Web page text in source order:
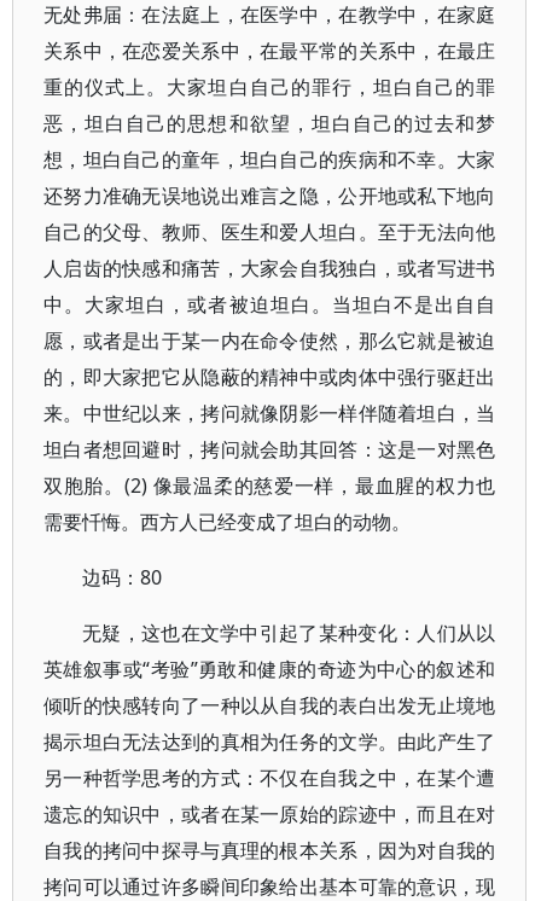
无处弗届：在法庭上，在医学中，在教学中，在家庭
关系中，在恋爱关系中，在最平常的关系中，在最庄
重的仪式上。大家坦白自己的罪行，坦白自己的罪
恶，坦白自己的思想和欲望，坦白自己的过去和梦
想，坦白自己的童年，坦白自己的疾病和不幸。大家
还努力准确无误地说出难言之隐，公开地或私下地向
自己的父母、教师、医生和爱人坦白。至于无法向他
人启齿的快感和痛苦，大家会自我独白，或者写进书
中。大家坦白，或者被迫坦白。当坦白不是出自自
愿，或者是出于某一内在命令使然，那么它就是被迫
的，即大家把它从隐蔽的精神中或肉体中强行驱赶出
来。中世纪以来，拷问就像阴影一样伴随着坦白，当
坦白者想回避时，拷问就会助其回答：这是一对黑色
双胞胎。(2) 像最温柔的慈爱一样，最血腥的权力也
需要忏悔。西方人已经变成了坦白的动物。
边码：80
无疑，这也在文学中引起了某种变化：人们从以
英雄叙事或“考验”勇敢和健康的奇迹为中心的叙述和
倾听的快感转向了一种以从自我的表白出发无止境地
揭示坦白无法达到的真相为任务的文学。由此产生了
另一种哲学思考的方式：不仅在自我之中，在某个遭
遗忘的知识中，或者在某一原始的踪迹中，而且在对
自我的拷问中探寻与真理的根本关系，因为对自我的
拷问可以通过许多瞬间印象给出基本可靠的意识，现